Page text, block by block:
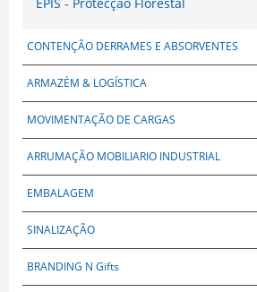
EPIS - Protecção Florestal
CONTENÇÃO DERRAMES E ABSORVENTES
ARMAZÉM & LOGÍSTICA
MOVIMENTAÇÃO DE CARGAS
ARRUMAÇÃO MOBILIARIO INDUSTRIAL
EMBALAGEM
SINALIZAÇÃO
BRANDING N Gifts